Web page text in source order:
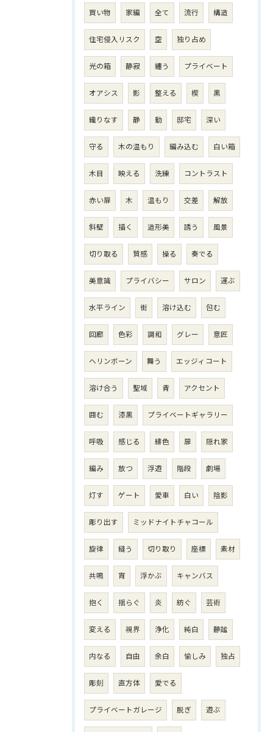
買い物 家編 全て 流行 構造
住宅侵入リスク 空 独り占め
光の箱 静寂 纏う プライベート
オアシス 影 整える 楔 黒
織りなす 静 動 邸宅 深い
守る 木の温もり 編み込む 白い箱
木目 映える 洗練 コントラスト
赤い扉 木 温もり 交差 解放
斜壁 描く 造形美 誘う 風景
切り取る 質感 操る 奏でる
美意識 プライバシー サロン 運ぶ
水平ライン 街 溶け込む 包む
回廊 色彩 調和 グレー 意匠
ヘリンボーン 舞う エッジィコート
溶け合う 聖域 青 アクセント
囲む 漆黒 プライベートギャラリー
呼吸 感じる 緋色 扉 隠れ家
編み 放つ 浮遊 階段 劇場
灯す ゲート 愛車 白い 陰影
彫り出す ミッドナイトチャコール
旋律 縫う 切り取り 座標 素材
共鳴 宵 浮かぶ キャンバス
抱く 揺らぐ 炎 紡ぐ 芸術
変える 視界 浄化 純白 静謐
内なる 自由 余白 愉しみ 独占
彫刻 直方体 愛でる
プライベートガレージ 脱ぎ 遊ぶ